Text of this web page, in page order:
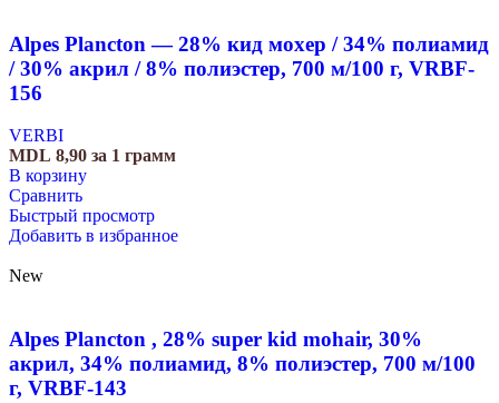
Alpes Plancton — 28% кид мохер / 34% полиамид
/ 30% акрил / 8% полиэстер, 700 м/100 г, VRBF-
156
VERBI
MDL 8,90 за 1 грамм
В корзину
Сравнить
Быстрый просмотр
Добавить в избранное
New
Alpes Plancton , 28% super kid mohair, 30%
акрил, 34% полиамид, 8% полиэстер, 700 м/100
г, VRBF-143